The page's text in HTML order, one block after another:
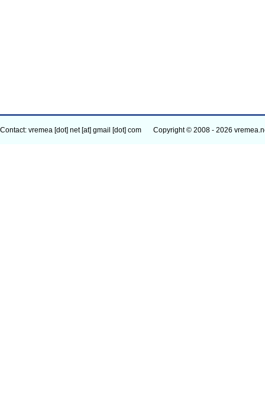
Contact: vremea [dot] net [at] gmail [dot] com Copyright © 2008 - 2026